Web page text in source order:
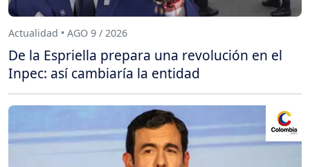
Actualidad • AGO 9 / 2026
De la Espriella prepara una revolución en el
Inpec: así cambiaría la entidad